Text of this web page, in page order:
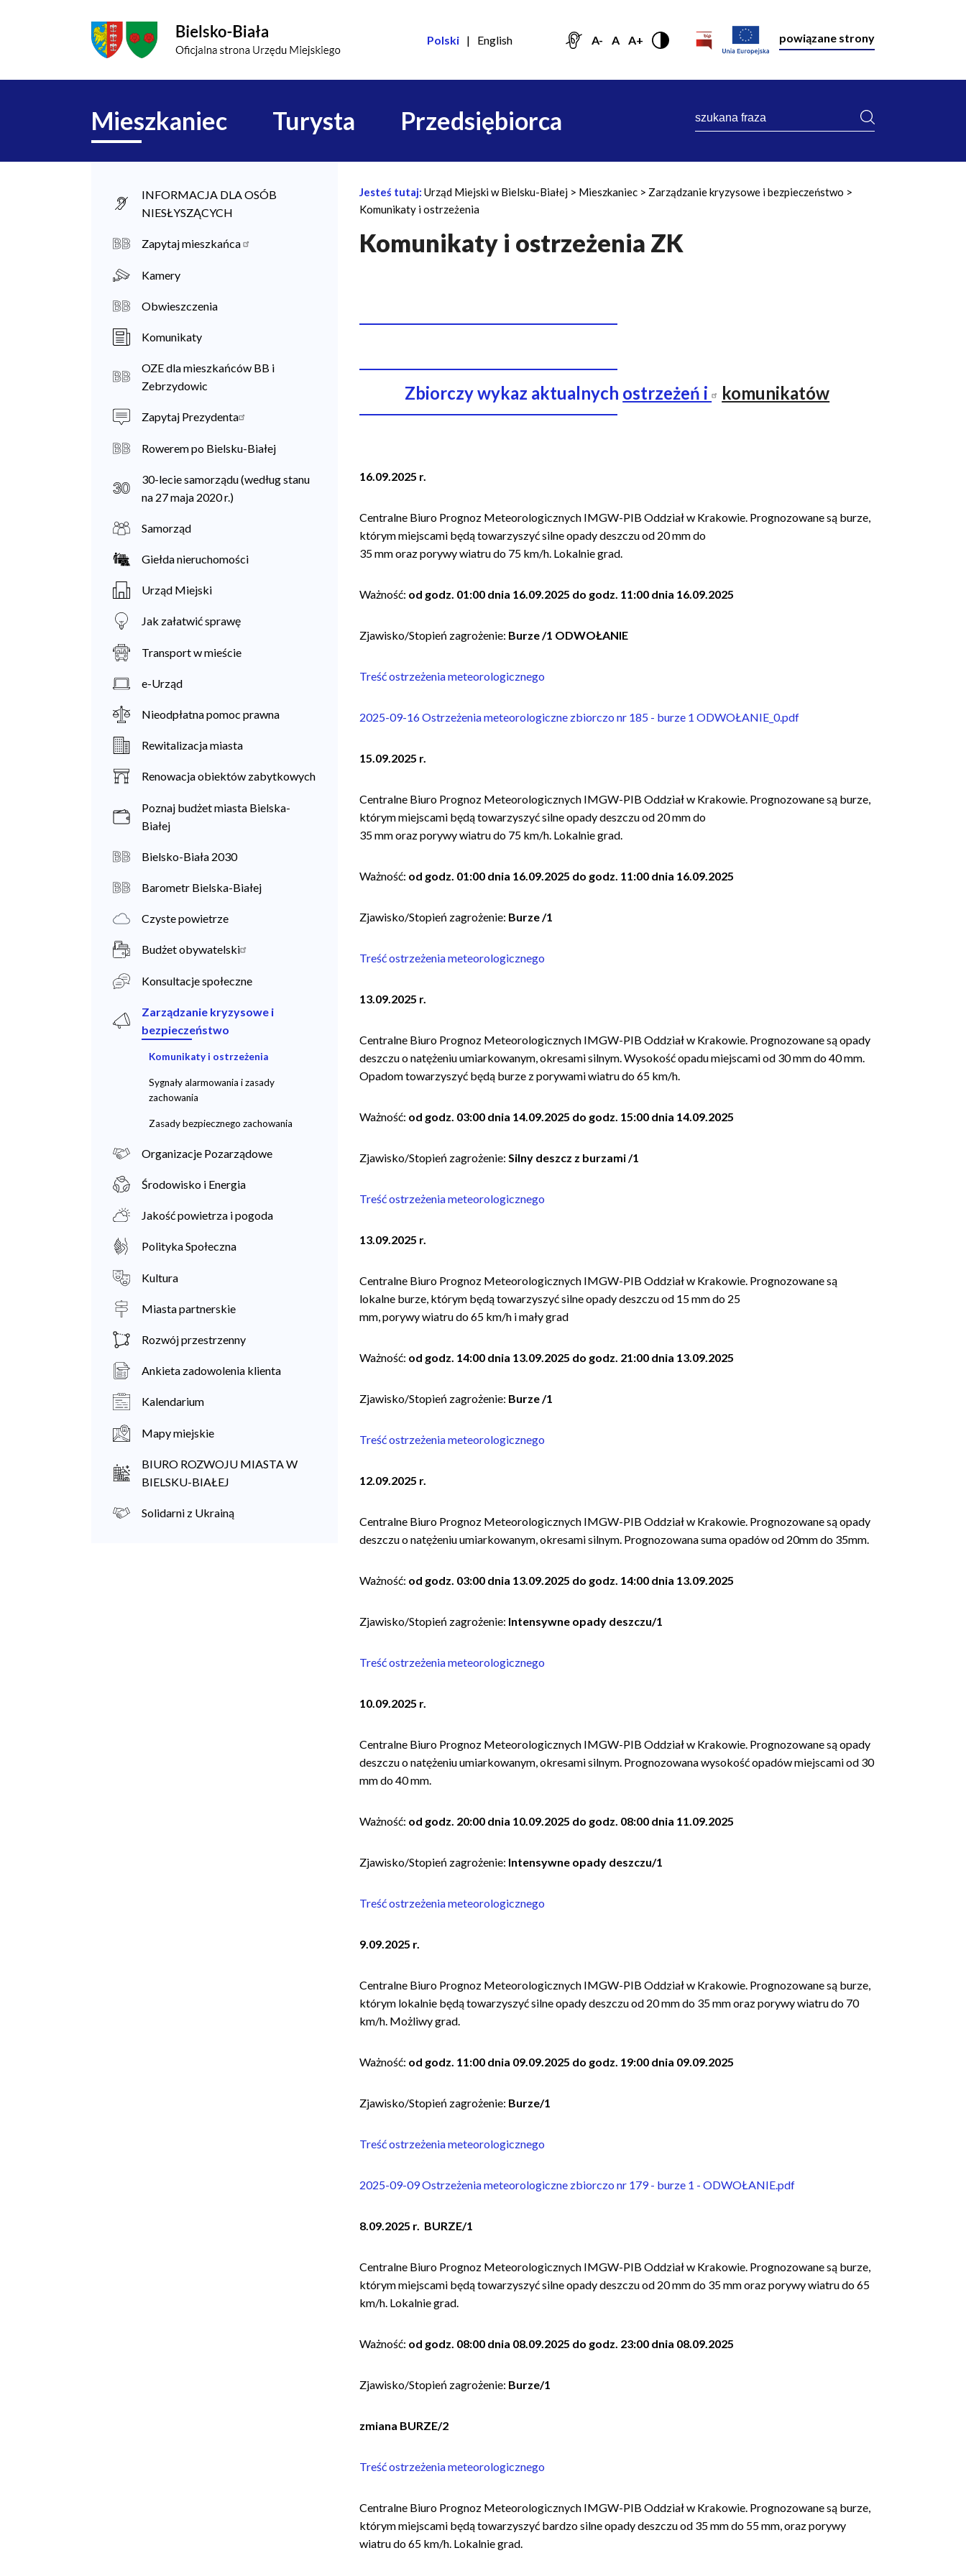
Polski English A- A A+ powiązane strony
Główna
nawigacja
Mieszkaniec Turysta Przedsiębiorca
szukana
M
e
s
k
a
i
e
INFORMACJA DLA OSÓB
NIESŁYSZĄCYCH
Zapytaj mieszkańca
Kamery
Obwieszczenia
Komunikaty
OZE dla mieszkańców BB i
Zebrzydowic
Zapytaj Prezydenta
Rowerem po Bielsku-Białej
30-lecie samorządu (według stanu
na 27 maja 2020 r.)
Samorząd
Giełda nieruchomości
Urząd Miejski
Jak załatwić sprawę
Transport w mieście
e-Urząd
Nieodpłatna pomoc prawna
Rewitalizacja miasta
Renowacja obiektów zabytkowych
Poznaj budżet miasta Bielska-
Białej
Bielsko-Biała 2030
Barometr Bielska-Białej
Czyste powietrze
Budżet obywatelski
Konsultacje społeczne
Zarządzanie kryzysowe i
bezpieczeństwo
Komunikaty i ostrzeżenia
Sygnały alarmowania i zasady
zachowania
Zasady bezpiecznego zachowania
Organizacje Pozarządowe
Środowisko i Energia
Jakość powietrza i pogoda
Polityka Społeczna
Kultura
Miasta partnerskie
Rozwój przestrzenny
Ankieta zadowolenia klienta
Kalendarium
Mapy miejskie
BIURO ROZWOJU MIASTA W
BIELSKU-BIAŁEJ
Solidarni z Ukrainą
Ś
n
w
a
y
j
a
Jesteś tutaj: Urząd Miejski w Bielsku-Białej Mieszkaniec
Zarządzanie kryzysowe i bezpieczeństwo
Komunikaty i ostrzeżenia
Komunikaty i ostrzeżenia ZK
Zbiorczy wykaz aktualnych ostrzeżeń i komunikatów
16.09.2025 r.
Centralne Biuro Prognoz Meteorologicznych IMGW-PIB Oddział w Krakowie. Prognozowane są burze,
którym miejscami będą towarzyszyć silne opady deszczu od 20 mm do
35 mm oraz porywy wiatru do 75 km/h. Lokalnie grad.
Ważność: od godz. 01:00 dnia 16.09.2025 do godz. 11:00 dnia 16.09.2025
Zjawisko/Stopień zagrożenie: Burze /1 ODWOŁANIE
Treść ostrzeżenia meteorologicznego
2025-09-16 Ostrzeżenia meteorologiczne zbiorczo nr 185 - burze 1 ODWOŁANIE_0.pdf
15.09.2025 r.
Centralne Biuro Prognoz Meteorologicznych IMGW-PIB Oddział w Krakowie. Prognozowane są burze,
którym miejscami będą towarzyszyć silne opady deszczu od 20 mm do
35 mm oraz porywy wiatru do 75 km/h. Lokalnie grad.
Ważność: od godz. 01:00 dnia 16.09.2025 do godz. 11:00 dnia 16.09.2025
Zjawisko/Stopień zagrożenie: Burze /1
Treść ostrzeżenia meteorologicznego
13.09.2025 r.
Centralne Biuro Prognoz Meteorologicznych IMGW-PIB Oddział w Krakowie. Prognozowane są opady
deszczu o natężeniu umiarkowanym, okresami silnym. Wysokość opadu miejscami od 30 mm do 40 mm.
Opadom towarzyszyć będą burze z porywami wiatru do 65 km/h.
Ważność: od godz. 03:00 dnia 14.09.2025 do godz. 15:00 dnia 14.09.2025
Zjawisko/Stopień zagrożenie: Silny deszcz z burzami /1
Treść ostrzeżenia meteorologicznego
13.09.2025 r.
Centralne Biuro Prognoz Meteorologicznych IMGW-PIB Oddział w Krakowie. Prognozowane są
lokalne burze, którym będą towarzyszyć silne opady deszczu od 15 mm do 25
mm, porywy wiatru do 65 km/h i mały grad
Ważność: od godz. 14:00 dnia 13.09.2025 do godz. 21:00 dnia 13.09.2025
Zjawisko/Stopień zagrożenie: Burze /1
Treść ostrzeżenia meteorologicznego
12.09.2025 r.
Centralne Biuro Prognoz Meteorologicznych IMGW-PIB Oddział w Krakowie. Prognozowane są opady
deszczu o natężeniu umiarkowanym, okresami silnym. Prognozowana suma opadów od 20mm do 35mm.
Ważność: od godz. 03:00 dnia 13.09.2025 do godz. 14:00 dnia 13.09.2025
Zjawisko/Stopień zagrożenie: Intensywne opady deszczu/1
Treść ostrzeżenia meteorologicznego
10.09.2025 r.
Centralne Biuro Prognoz Meteorologicznych IMGW-PIB Oddział w Krakowie. Prognozowane są opady
deszczu o natężeniu umiarkowanym, okresami silnym. Prognozowana wysokość opadów miejscami od 30
mm do 40 mm.
Ważność: od godz. 20:00 dnia 10.09.2025 do godz. 08:00 dnia 11.09.2025
Zjawisko/Stopień zagrożenie: Intensywne opady deszczu/1
Treść ostrzeżenia meteorologicznego
9.09.2025 r.
Centralne Biuro Prognoz Meteorologicznych IMGW-PIB Oddział w Krakowie. Prognozowane są burze,
którym lokalnie będą towarzyszyć silne opady deszczu od 20 mm do 35 mm oraz porywy wiatru do 70
km/h. Możliwy grad.
Ważność: od godz. 11:00 dnia 09.09.2025 do godz. 19:00 dnia 09.09.2025
Zjawisko/Stopień zagrożenie: Burze/1
Treść ostrzeżenia meteorologicznego
2025-09-09 Ostrzeżenia meteorologiczne zbiorczo nr 179 - burze 1 - ODWOŁANIE.pdf
8.09.2025 r. BURZE/1
Centralne Biuro Prognoz Meteorologicznych IMGW-PIB Oddział w Krakowie. Prognozowane są burze,
którym miejscami będą towarzyszyć silne opady deszczu od 20 mm do 35 mm oraz porywy wiatru do 65
km/h. Lokalnie grad.
Ważność: od godz. 08:00 dnia 08.09.2025 do godz. 23:00 dnia 08.09.2025
Zjawisko/Stopień zagrożenie: Burze/1
zmiana BURZE/2
Treść ostrzeżenia meteorologicznego
Centralne Biuro Prognoz Meteorologicznych IMGW-PIB Oddział w Krakowie. Prognozowane są burze,
którym miejscami będą towarzyszyć bardzo silne opady deszczu od 35 mm do 55 mm, oraz porywy
wiatru do 65 km/h. Lokalnie grad.